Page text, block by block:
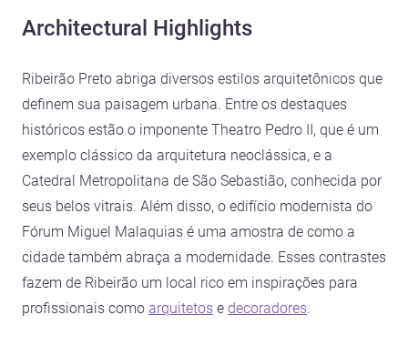
Architectural Highlights
Ribeirão Preto abriga diversos estilos arquitetônicos que
definem sua paisagem urbana. Entre os destaques
históricos estão o imponente Theatro Pedro II, que é um
exemplo clássico da arquitetura neoclássica, e a
Catedral Metropolitana de São Sebastião, conhecida por
seus belos vitrais. Além disso, o edifício modernista do
Fórum Miguel Malaquias é uma amostra de como a
cidade também abraça a modernidade. Esses contrastes
fazem de Ribeirão um local rico em inspirações para
profissionais como arquitetos e decoradores.